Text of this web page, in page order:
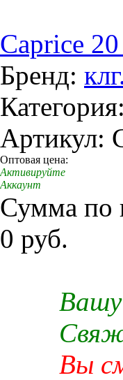
Caprice
Бренд:
Артикул:
Оптовая цена:
Активируйте
Аккаунт
Сумма по
0 руб.
Вы